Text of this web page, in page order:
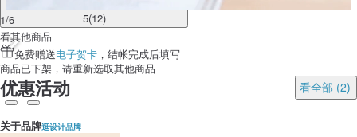
1/6 5(12)
看其他商品
免费赠送电子贺卡 ，结帐完成后填写
商品已下架，请重新选取其他商品
优惠活动 看全部 (2)
关于品牌逛设计品牌